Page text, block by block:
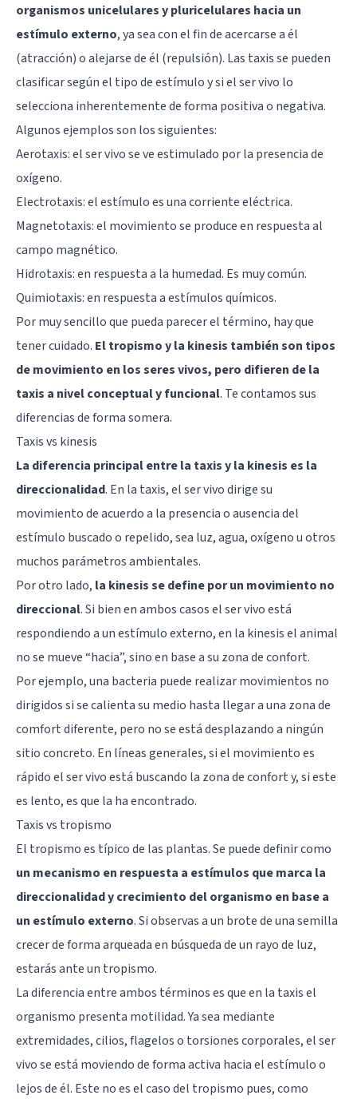
organismos unicelulares y pluricelulares hacia un
estímulo externo, ya sea con el fin de acercarse a él
(atracción) o alejarse de él (repulsión). Las taxis se pueden
clasificar según el tipo de estímulo y si el ser vivo lo
selecciona inherentemente de forma positiva o negativa.
Algunos ejemplos son los siguientes:
Aerotaxis: el ser vivo se ve estimulado por la presencia de
oxígeno.
Electrotaxis: el estímulo es una corriente eléctrica.
Magnetotaxis: el movimiento se produce en respuesta al
campo magnético.
Hidrotaxis: en respuesta a la humedad. Es muy común.
Quimiotaxis: en respuesta a estímulos químicos.
Por muy sencillo que pueda parecer el término, hay que
tener cuidado. El tropismo y la kinesis también son tipos
de movimiento en los seres vivos, pero difieren de la
taxis a nivel conceptual y funcional. Te contamos sus
diferencias de forma somera.
Taxis vs kinesis
La diferencia principal entre la taxis y la kinesis es la
direccionalidad. En la taxis, el ser vivo dirige su
movimiento de acuerdo a la presencia o ausencia del
estímulo buscado o repelido, sea luz, agua, oxígeno u otros
muchos parámetros ambientales.
Por otro lado, la kinesis se define por un movimiento no
direccional. Si bien en ambos casos el ser vivo está
respondiendo a un estímulo externo, en la kinesis el animal
no se mueve “hacia”, sino en base a su zona de confort.
Por ejemplo, una bacteria puede realizar movimientos no
dirigidos si se calienta su medio hasta llegar a una zona de
comfort diferente, pero no se está desplazando a ningún
sitio concreto. En líneas generales, si el movimiento es
rápido el ser vivo está buscando la zona de confort y, si este
es lento, es que la ha encontrado.
Taxis vs tropismo
El tropismo es típico de las plantas. Se puede definir como
un mecanismo en respuesta a estímulos que marca la
direccionalidad y crecimiento del organismo en base a
un estímulo externo. Si observas a un brote de una semilla
crecer de forma arqueada en búsqueda de un rayo de luz,
estarás ante un tropismo.
La diferencia entre ambos términos es que en la taxis el
organismo presenta motilidad. Ya sea mediante
extremidades, cilios, flagelos o torsiones corporales, el ser
vivo se está moviendo de forma activa hacia el estímulo o
lejos de él. Este no es el caso del tropismo pues, como